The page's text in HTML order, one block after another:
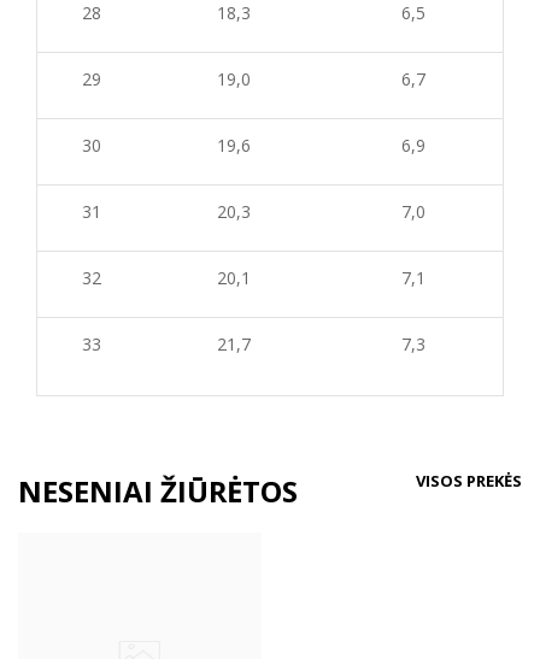
28 18,3 6,5
29 19,0 6,7
30 19,6 6,9
31 20,3 7,0
32 20,1 7,1
33 21,7 7,3
NESENIAI ŽIŪRĖTOS VISOS PREKĖS